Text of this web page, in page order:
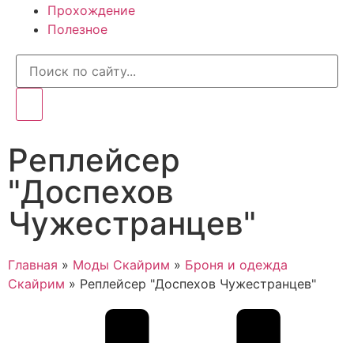
Прохождение
Полезное
Реплейсер
"Доспехов
Чужестранцев"
Главная » Моды Скайрим » Броня и одежда
Скайрим » Реплейсер "Доспехов Чужестранцев"